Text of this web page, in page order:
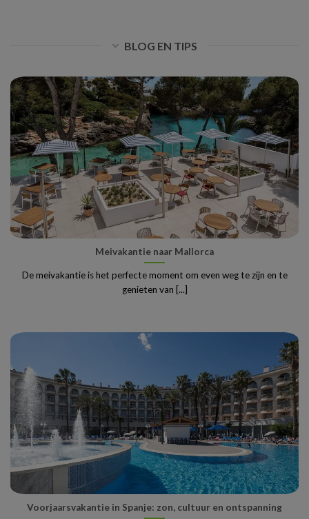
BLOG EN TIPS
Meivakantie naar Mallorca
De meivakantie is het perfecte moment om even weg te zijn en te
genieten van [...]
Voorjaarsvakantie in Spanje: zon, cultuur en ontspanning